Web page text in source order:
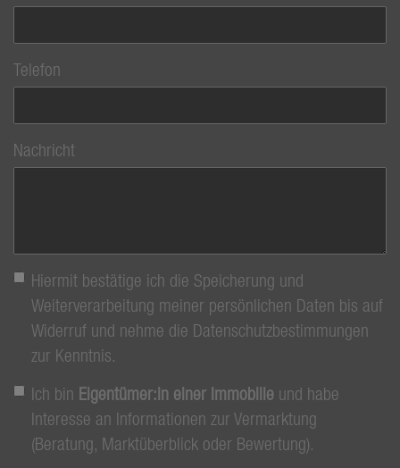
Telefon
Nachricht
Hiermit bestätige ich die Speicherung und
Weiterverarbeitung meiner persönlichen Daten bis auf
Widerruf und nehme die Datenschutzbestimmungen
zur Kenntnis.
Ich bin Eigentümer:in einer Immobilie und habe
Interesse an Informationen zur Vermarktung
(Beratung, Marktüberblick oder Bewertung).